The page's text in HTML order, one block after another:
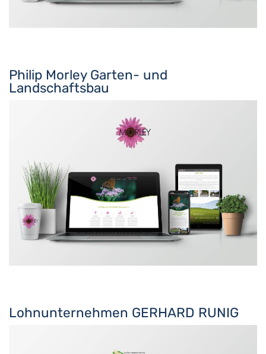
Philip Morley Garten- und
Landschaftsbau
Lohnunternehmen GERHARD RUNIG